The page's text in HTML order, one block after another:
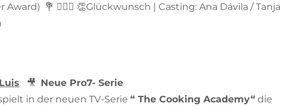
Award) 💐 🙋🏼‍♀️ 👏Glückwunsch | Casting: Ana Dávila / Tanja
s 🎥 Neue Pro7- Serie
in der neuen TV-Serie“ The Cooking Academy“ die